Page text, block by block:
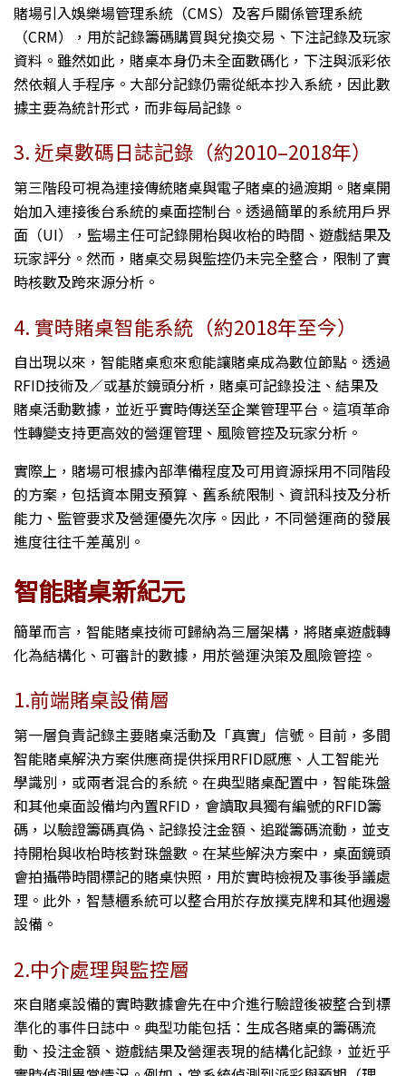
賭場引入娛樂場管理系統（CMS）及客戶關係管理系統
（CRM），用於記錄籌碼購買與兌換交易、下注記錄及玩家
資料。雖然如此，賭桌本身仍未全面數碼化，下注與派彩依
然依賴人手程序。大部分記錄仍需從紙本抄入系統，因此數
據主要為統計形式，而非每局記錄。
3. 近桌數碼日誌記錄（約2010–2018年）
第三階段可視為連接傳統賭桌與電子賭桌的過渡期。賭桌開
始加入連接後台系統的桌面控制台。透過簡單的系統用戶界
面（UI），監場主任可記錄開枱與收枱的時間、遊戲結果及
玩家評分。然而，賭桌交易與監控仍未完全整合，限制了實
時核數及跨來源分析。
4. 實時賭桌智能系統（約2018年至今）
自出現以來，智能賭桌愈來愈能讓賭桌成為數位節點。透過
RFID技術及／或基於鏡頭分析，賭桌可記錄投注、結果及
賭桌活動數據，並近乎實時傳送至企業管理平台。這項革命
性轉變支持更高效的營運管理、風險管控及玩家分析。
實際上，賭場可根據內部準備程度及可用資源採用不同階段
的方案，包括資本開支預算、舊系統限制、資訊科技及分析
能力、監管要求及營運優先次序。因此，不同營運商的發展
進度往往千差萬別。
智能賭桌新紀元
簡單而言，智能賭桌技術可歸納為三層架構，將賭桌遊戲轉
化為結構化、可審計的數據，用於營運決策及風險管控。
1.前端賭桌設備層
第一層負責記錄主要賭桌活動及「真實」信號。目前，多間
智能賭桌解決方案供應商提供採用RFID感應、人工智能光
學識別，或兩者混合的系統。在典型賭桌配置中，智能珠盤
和其他桌面設備均內置RFID，會讀取具獨有編號的RFID籌
碼，以驗證籌碼真偽、記錄投注金額、追蹤籌碼流動，並支
持開枱與收枱時核對珠盤數。在某些解決方案中，桌面鏡頭
會拍攝帶時間標記的賭桌快照，用於實時檢視及事後爭議處
理。此外，智慧櫃系統可以整合用於存放撲克牌和其他週邊
設備。
2.中介處理與監控層
來自賭桌設備的實時數據會先在中介進行驗證後被整合到標
準化的事件日誌中。典型功能包括：生成各賭桌的籌碼流
動、投注金額、遊戲結果及營運表現的結構化記錄，並近乎